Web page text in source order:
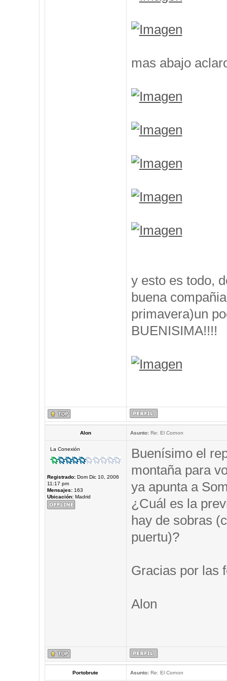
mas abajo
y esto es todo,
buena
primavera)un
BUENISIMA!!!!
Alon Asunto:Re: El Cornon
La Conexión
Registrado:Dom Dic 10, 2006
11:17 pm
Mensajes:163
Ubicación:Madrid
Buenísimo el
montaña para
ya apunta a
¿Cuál es la
hay de sobras
puertu)?
Gracias por las
Alon
Portobrute Asunto:Re: El Cornon